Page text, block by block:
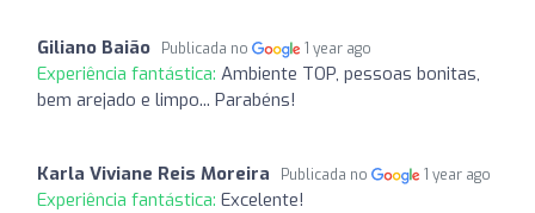
Giliano Baião Publicada no 1 year ago
Experiência fantástica: Ambiente TOP, pessoas bonitas,
bem arejado e limpo... Parabéns!
Karla Viviane Reis Moreira Publicada no 1 year ago
Experiência fantástica: Excelente!